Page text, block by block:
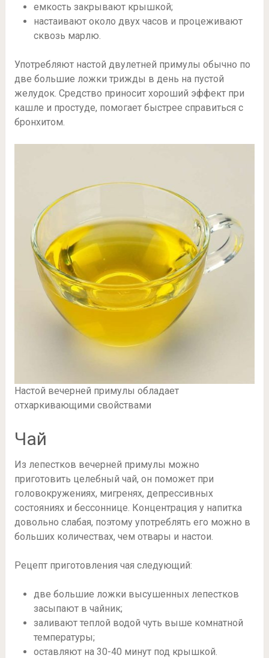
емкость закрывают крышкой;
настаивают около двух часов и процеживают
сквозь марлю.
Употребляют настой двулетней примулы обычно по
две большие ложки трижды в день на пустой
желудок. Средство приносит хороший эффект при
кашле и простуде, помогает быстрее справиться с
бронхитом.
Настой вечерней примулы обладает
отхаркивающими свойствами
Чай
Из лепестков вечерней примулы можно
приготовить целебный чай, он поможет при
головокружениях, мигренях, депрессивных
состояниях и бессоннице. Концентрация у напитка
довольно слабая, поэтому употреблять его можно в
больших количествах, чем отвары и настои.
Рецепт приготовления чая следующий:
две большие ложки высушенных лепестков
засыпают в чайник;
заливают теплой водой чуть выше комнатной
температуры;
оставляют на 30-40 минут под крышкой.